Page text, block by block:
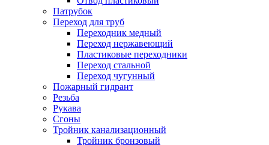
Патрубок
Переход для труб
Переходник медный
Переход нержавеющий
Пластиковые переходники
Переход стальной
Переход чугунный
Пожарный гидрант
Резьба
Рукава
Сгоны
Тройник канализационный
Тройник бронзовый